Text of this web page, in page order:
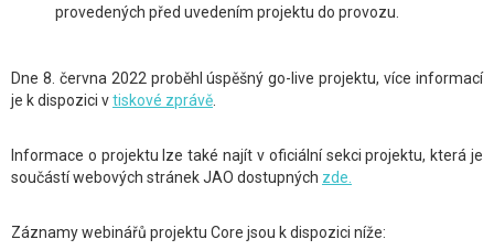
provedených před uvedením projektu do provozu.
Dne 8. června 2022 proběhl úspěšný go-live projektu, více informací
je k dispozici vtiskové zprávě
Informace o projektu lze také najít v oficiální sekci projektu, která je
součástí webových stránek JAO dostupných zde.
Záznamy webinářů projektu Core jsou k dispozici níže: